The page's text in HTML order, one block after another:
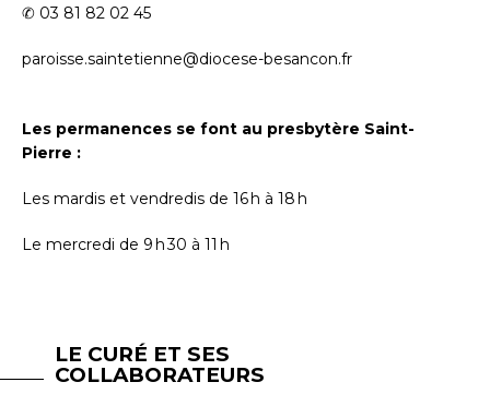
✆ 03 81 82 02 45
paroisse.saintetienne@diocese-besancon.fr
Les permanences se font au presbytère Saint-
Pierre :
Les mardis et vendredis de 16 h à 18 h
Le mercredi de 9 h 30 à 11 h
LE CURÉ ET SES
COLLABORATEURS